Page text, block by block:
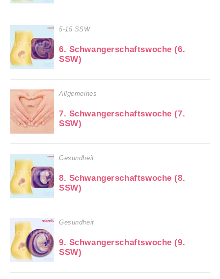
5-15 SSW
6. Schwangerschaftswoche (6.
SSW)
Allgemeines
7. Schwangerschaftswoche (7.
SSW)
Gesundheit
8. Schwangerschaftswoche (8.
SSW)
Gesundheit
9. Schwangerschaftswoche (9.
SSW)